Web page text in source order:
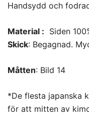
Handsydd och
Material : Siden
Skick: Begagnad.
Måtten: Bild 14
*De flesta japanska
för att mitten av